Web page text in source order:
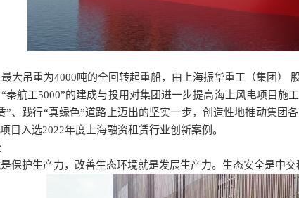
最大吊重为4000吨的全回转起重船，由上海振华重工（集团）
秦航工5000”的建成与投用对集团进一步提高海上风电项目
”、践行“真绿色”道路上迈出的坚实一步，创造性地推动集
目入选2022年度上海融资租赁行业创新案例。
保护生产力，改善生态环境就是发展生产力。生态安全是中